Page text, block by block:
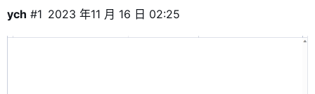
ych 2023 年11 月 16 日 02:25
#1